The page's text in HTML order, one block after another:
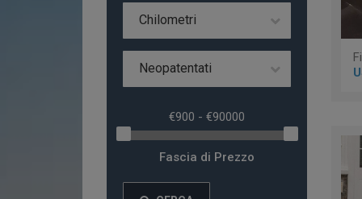
Chilometri
Neopatentati
Fascia di Prezzo